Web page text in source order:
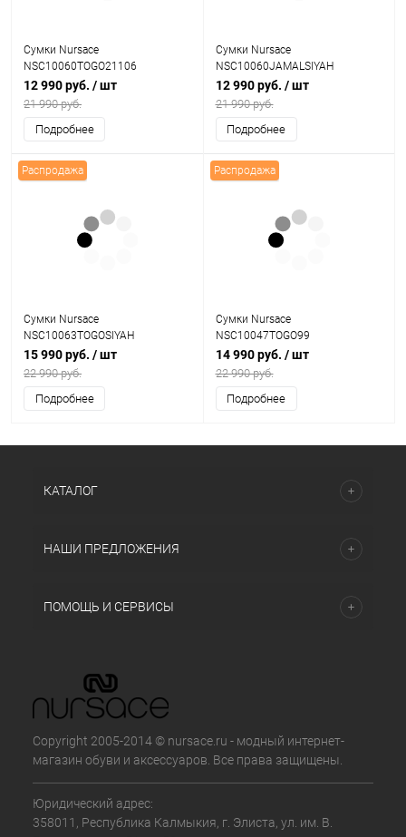
Сумки Nursace
NSC10060TOGO21106
12 990 руб. / шт
21 990 руб.
Подробнее
Сумки Nursace
NSC10060JAMALSIYAH
12 990 руб. / шт
21 990 руб.
Подробнее
Распродажа
Сумки Nursace
NSC10063TOGOSIYAH
15 990 руб. / шт
22 990 руб.
Подробнее
Распродажа
Сумки Nursace
NSC10047TOGO99
14 990 руб. / шт
22 990 руб.
Подробнее
КАТАЛОГ
НАШИ ПРЕДЛОЖЕНИЯ
ПОМОЩЬ И СЕРВИСЫ
Copyright 2005-2014 © nursace.ru - модный интернет-
магазин обуви и аксессуаров. Все права защищены.
Юридический адрес:
358011, Республика Калмыкия, г. Элиста, ул. им. В.